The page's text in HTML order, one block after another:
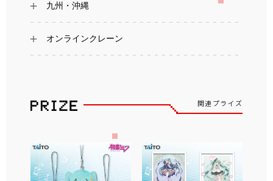
九州・沖縄
オンラインクレーン
関連プライズ